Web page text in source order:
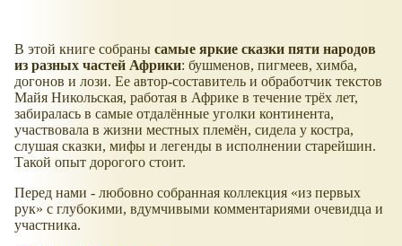
В этой книге собраны самые яркие сказки пяти народов
из разных частей Африки: бушменов, пигмеев, химба,
догонов и лози. Ее автор-составитель и обработчик текстов
Майя Никольская, работая в Африке в течение трёх лет,
забиралась в самые отдалённые уголки континента,
участвовала в жизни местных племён, сидела у костра,
слушая сказки, мифы и легенды в исполнении старейшин.
Такой опыт дорогого стоит.
Перед нами - любовно собранная коллекция
из первых
рук
с глубокими, вдумчивыми комментариями очевидца и
участника.